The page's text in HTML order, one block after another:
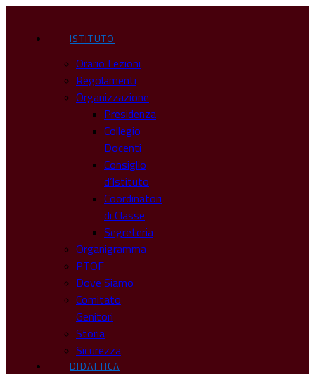
ISTITUTO
Orario Lezioni
Regolamenti
Organizzazione
Presidenza
Collegio
Docenti
Consiglio
d’Istituto
Coordinatori
di Classe
Segreteria
Organigramma
PTOF
Dove Siamo
Comitato
Genitori
Storia
Sicurezza
DIDATTICA